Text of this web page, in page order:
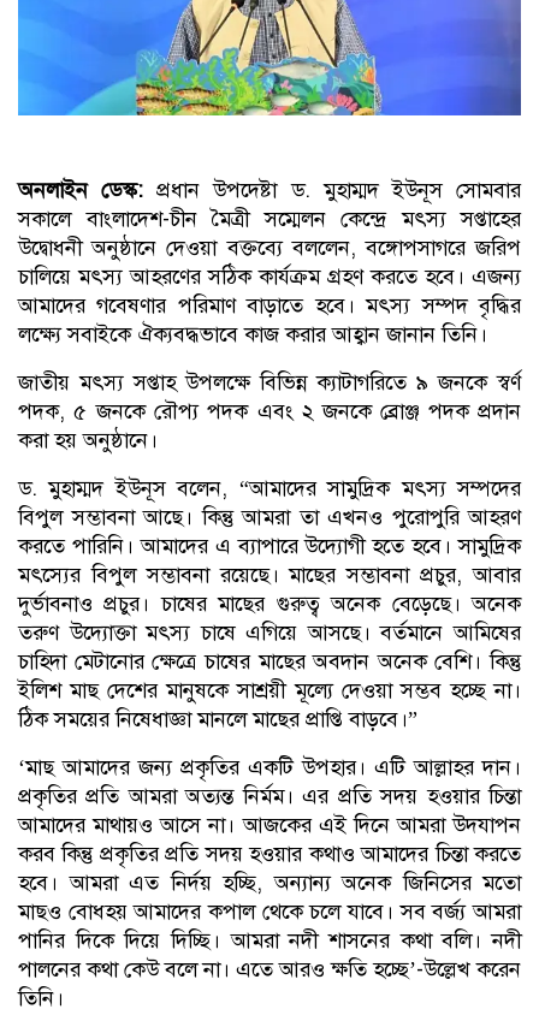
অনলাইন ডেস্ক: প্রধান উপদেষ্টা ড. মুহাম্মদ ইউনূস সোমবার
সকালে বাংলাদেশ-চীন মৈত্রী সম্মেলন কেন্দ্রে মৎস্য সপ্তাহের
উদ্বোধনী অনুষ্ঠানে দেওয়া বক্তব্যে বললেন, বঙ্গোপসাগরে জরিপ
চালিয়ে মৎস্য আহরণের সঠিক কার্যক্রম গ্রহণ করতে হবে। এজন্য
আমাদের গবেষণার পরিমাণ বাড়াতে হবে। মৎস্য সম্পদ বৃদ্ধির
লক্ষ্যে সবাইকে ঐক্যবদ্ধভাবে কাজ করার আহ্বান জানান তিনি।
জাতীয় মৎস্য সপ্তাহ উপলক্ষে বিভিন্ন ক্যাটাগরিতে ৯ জনকে স্বর্ণ
পদক, ৫ জনকে রৌপ্য পদক এবং ২ জনকে ব্রোঞ্জ পদক প্রদান
করা হয় অনুষ্ঠানে।
ড. মুহাম্মদ ইউনূস বলেন, “আমাদের সামুদ্রিক মৎস্য সম্পদের
বিপুল সম্ভাবনা আছে। কিন্তু আমরা তা এখনও পুরোপুরি আহরণ
করতে পারিনি। আমাদের এ ব্যাপারে উদ্যোগী হতে হবে। সামুদ্রিক
মৎস্যের বিপুল সম্ভাবনা রয়েছে। মাছের সম্ভাবনা প্রচুর, আবার
দুর্ভাবনাও প্রচুর। চাষের মাছের গুরুত্ব অনেক বেড়েছে। অনেক
তরুণ উদ্যোক্তা মৎস্য চাষে এগিয়ে আসছে। বর্তমানে আমিষের
চাহিদা মেটানোর ক্ষেত্রে চাষের মাছের অবদান অনেক বেশি। কিন্তু
ইলিশ মাছ দেশের মানুষকে সাশ্রয়ী মূল্যে দেওয়া সম্ভব হচ্ছে না।
ঠিক সময়ের নিষেধাজ্ঞা মানলে মাছের প্রাপ্তি বাড়বে।”
‘মাছ আমাদের জন্য প্রকৃতির একটি উপহার। এটি আল্লাহর দান।
প্রকৃতির প্রতি আমরা অত্যন্ত নির্মম। এর প্রতি সদয় হওয়ার চিন্তা
আমাদের মাথায়ও আসে না। আজকের এই দিনে আমরা উদযাপন
করব কিন্তু প্রকৃতির প্রতি সদয় হওয়ার কথাও আমাদের চিন্তা করতে
হবে। আমরা এত নির্দয় হচ্ছি, অন্যান্য অনেক জিনিসের মতো
মাছও বোধহয় আমাদের কপাল থেকে চলে যাবে। সব বর্জ্য আমরা
পানির দিকে দিয়ে দিচ্ছি। আমরা নদী শাসনের কথা বলি। নদী
পালনের কথা কেউ বলে না। এতে আরও ক্ষতি হচ্ছে’-উল্লেখ করেন
তিনি।